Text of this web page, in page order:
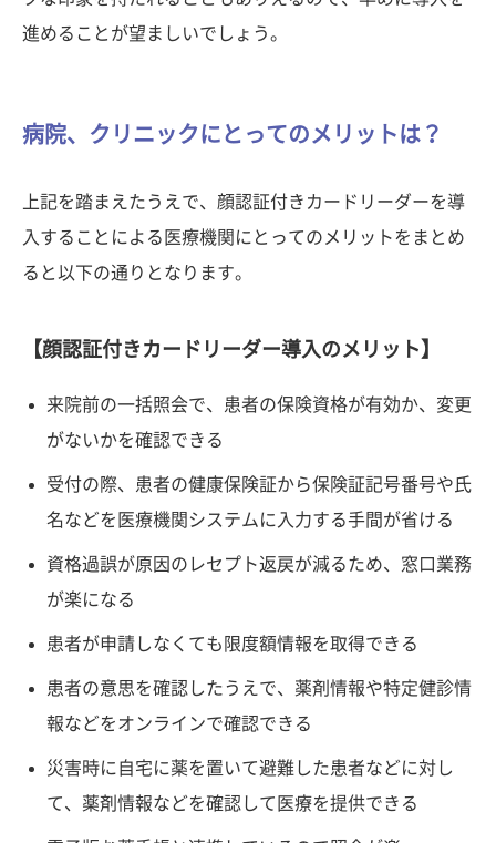
進めることが望ましいでしょう。
病院、クリニックにとってのメリットは？
上記を踏まえたうえで、顔認証付きカードリーダーを導
入することによる医療機関にとってのメリットをまとめ
ると以下の通りとなります。
【顔認証付きカードリーダー導入のメリット】
来院前の一括照会で、患者の保険資格が有効か、変更
がないかを確認できる
受付の際、患者の健康保険証から保険証記号番号や氏
名などを医療機関システムに入力する手間が省ける
資格過誤が原因のレセプト返戻が減るため、窓口業務
が楽になる
患者が申請しなくても限度額情報を取得できる
患者の意思を確認したうえで、薬剤情報や特定健診情
報などをオンラインで確認できる
災害時に自宅に薬を置いて避難した患者などに対し
て、薬剤情報などを確認して医療を提供できる